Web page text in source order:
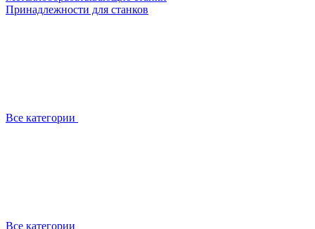
Принадлежности для станков
Все категории
Все категории